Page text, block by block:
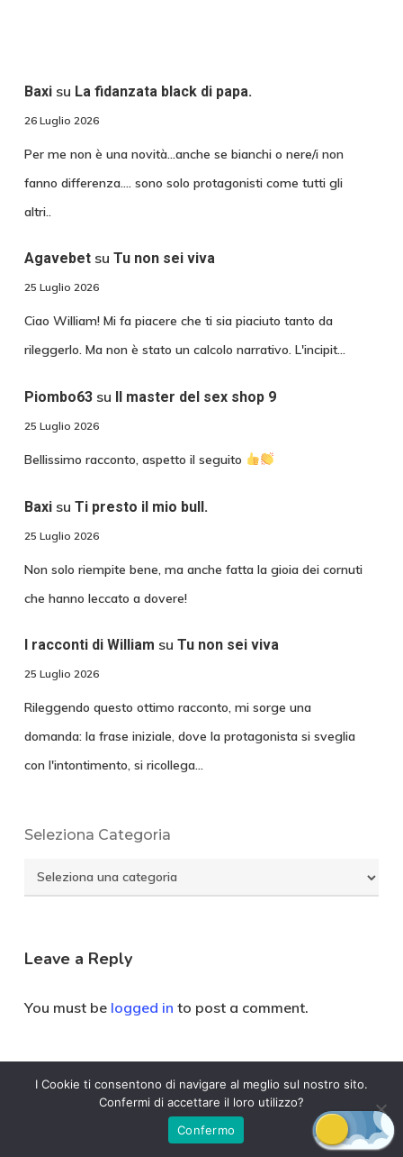
Baxisu La fidanzata black di papa.
26 Luglio 2026
Per me non è una novità...anche se bianchi o nere/i non
fanno differenza.... sono solo protagonisti come tutti gli
altri..
Agavebetsu Tu non sei viva
25 Luglio 2026
Ciao William! Mi fa piacere che ti sia piaciuto tanto da
rileggerlo. Ma non è stato un calcolo narrativo. L'incipit…
Piombo63su Il master del sex shop 9
25 Luglio 2026
Bellissimo racconto, aspetto il seguito
Baxisu Ti presto il mio bull.
25 Luglio 2026
Non solo riempite bene, ma anche fatta la gioia dei cornuti
che hanno leccato a dovere!
I racconti di William su Tu non sei viva
25 Luglio 2026
Rileggendo questo ottimo racconto, mi sorge una
domanda: la frase iniziale, dove la protagonista si sveglia
con l'intontimento, si ricollega…
Seleziona Categoria
Seleziona
Categoria
Leave a Reply
You must be logged in to post a comment.
I Cookie ti consentono di navigare al meglio sul nostro sito.
Confermi di accettare il loro utilizzo?
Confermo